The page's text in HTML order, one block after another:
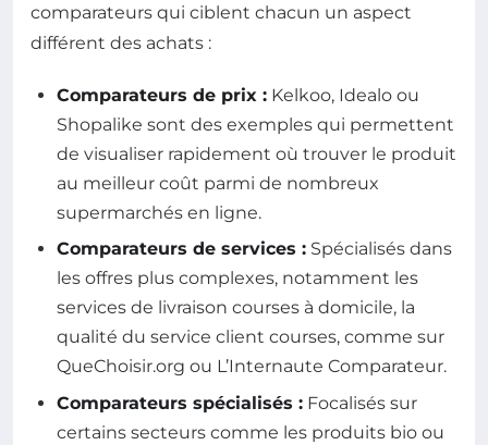
comparateurs qui ciblent chacun un aspect
différent des achats :
Comparateurs de prix : Kelkoo, Idealo ou
Shopalike sont des exemples qui permettent
de visualiser rapidement où trouver le produit
au meilleur coût parmi de nombreux
supermarchés en ligne.
Comparateurs de services : Spécialisés dans
les offres plus complexes, notamment les
services de livraison courses à domicile, la
qualité du service client courses, comme sur
QueChoisir.org ou L’Internaute Comparateur.
Comparateurs spécialisés : Focalisés sur
certains secteurs comme les produits bio ou